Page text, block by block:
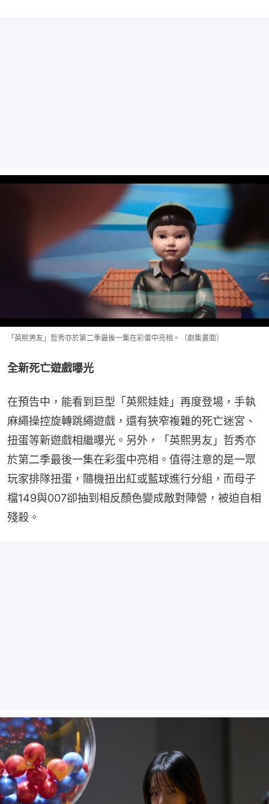
「英熙男友」哲秀亦於第二季最後一集在彩蛋中亮相。（劇集畫面）
全新死亡遊戲曝光
在預告中，能看到巨型「英熙娃娃」再度登場，手執
麻繩操控旋轉跳繩遊戲，還有狹窄複雜的死亡迷宮、
扭蛋等新遊戲相繼曝光。另外，「英熙男友」哲秀亦
於第二季最後一集在彩蛋中亮相。值得注意的是一眾
玩家排隊扭蛋，隨機扭出紅或藍球進行分組，而母子
檔149與007卻抽到相反顏色變成敵對陣營，被迫自相
殘殺。